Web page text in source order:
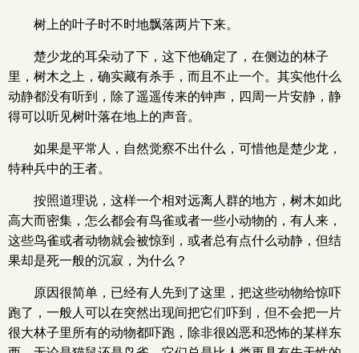
树上的叶子时不时地飘落两片下来。
楚少龙的耳朵动了下，这下他确定了，在侧边的林子
里，树木之上，确实藏有杀手，而且不止一个。其实他什么
动静都没有听到，除了遥遥传来的钟声，四周一片安静，静
得可以听见树叶落在地上的声音。
如果是平常人，自然觉察不出什么，可惜他是楚少龙，
特种兵中的王者。
按照道理说，这样一个相对远离人群的地方，树木如此
高大而密集，怎么都会有鸟雀或者一些小动物的，有人来，
这些鸟雀或者动物就会被惊到，或者总有点什么动静，但结
果却是死一般的沉寂，为什么？
原因很简单，已经有人先到了这里，把这些动物给惊吓
跑了，一般人可以在突然出现间把它们吓到，但不会把一片
很大林子里所有的动物都吓跑，除非很凶恶和恐怖的某样东